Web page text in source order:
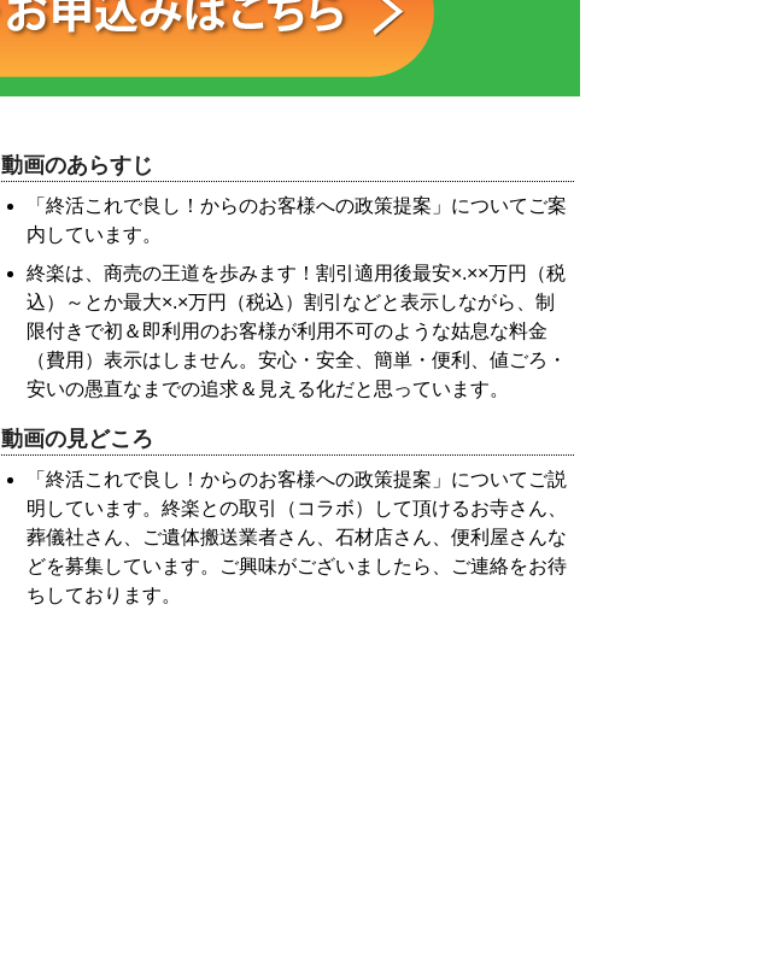
動画のあらすじ
「終活これで良し！からのお客様への政策提案」についてご案
内しています。
終楽は、商売の王道を歩みます！割引適用後最安×.××万円（税
込）～とか最大×.×万円（税込）割引などと表示しながら、制
限付きで初＆即利用のお客様が利用不可のような姑息な料金
（費用）表示はしません。安心・安全、簡単・便利、値ごろ・
安いの愚直なまでの追求＆見える化だと思っています。
動画の見どころ
「終活これで良し！からのお客様への政策提案」についてご説
明しています。終楽との取引（コラボ）して頂けるお寺さん、
葬儀社さん、ご遺体搬送業者さん、石材店さん、便利屋さんな
どを募集しています。ご興味がございましたら、ご連絡をお待
ちしております。